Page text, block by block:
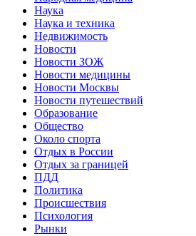
Наука
Наука и техника
Недвижимость
Новости
Новости ЗОЖ
Новости медицины
Новости Москвы
Новости путешествий
Образование
Общество
Около спорта
Отдых в России
Отдых за границей
ПДД
Политика
Происшествия
Психология
Рынки